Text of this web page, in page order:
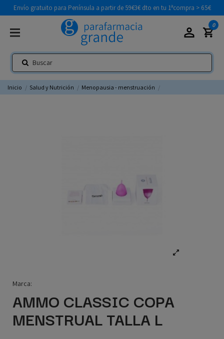
Envío gratuito para Península a partir de 59€3€ dto en tu 1ªcompra > 65€
0
Inicio Salud y Nutrición Menopausia - menstruación
Marca:
AMMO CLASSIC COPA
MENSTRUAL TALLA L